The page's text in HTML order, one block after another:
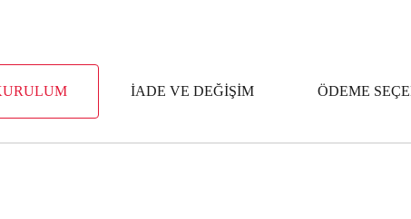
İADE VE DEĞİŞİM ÖDEME